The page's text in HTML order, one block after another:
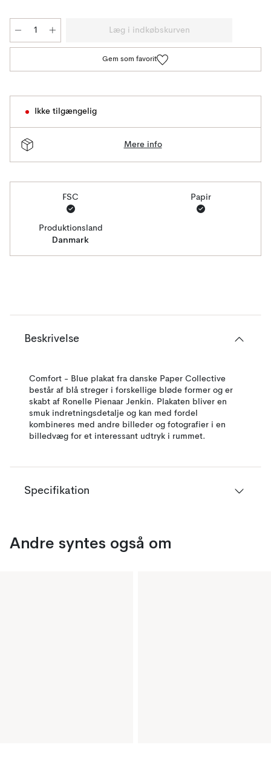
Læg i indkøbskurven
Gem som favorit
Ikke tilgængelig
Mere info
FSC Papir
Produktionsland
Danmark
Beskrivelse
Comfort - Blue plakat fra danske Paper Collective
består af blå streger i forskellige bløde former og er
skabt af Ronelle Pienaar Jenkin. Plakaten bliver en
smuk indretningsdetalje og kan med fordel
kombineres med andre billeder og fotografier i en
billedvæg for et interessant udtryk i rummet.
Specifikation
Andre syntes også om